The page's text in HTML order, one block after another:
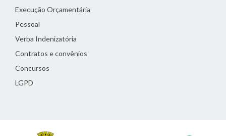
Execução Orçamentária
Pessoal
Verba Indenizatória
Contratos e convênios
Concursos
LGPD